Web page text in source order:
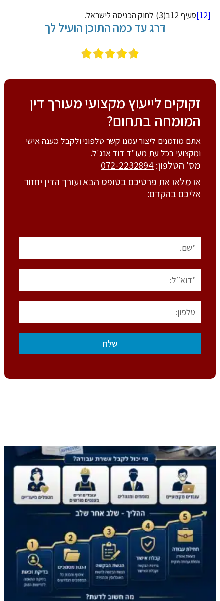
[12]
סעיף 12ב(3) לחוק הכניסה לישראל.
דרג עד כמה התוכן הועיל לך
זקוקים לייעוץ מקצועי מעורך דין
המומחה בתחום?
אתם מוזמנים ליצור עמנו קשר טלפוני ולקבל מענה אישי
ומקצועי בכל עת מעו"ד דוד אנג'ל.
מס' הטלפון:072-2232894
או מלאו את פרטיכם בטופס הבא ועורך הדין יחזור
אליכם בהקדם: